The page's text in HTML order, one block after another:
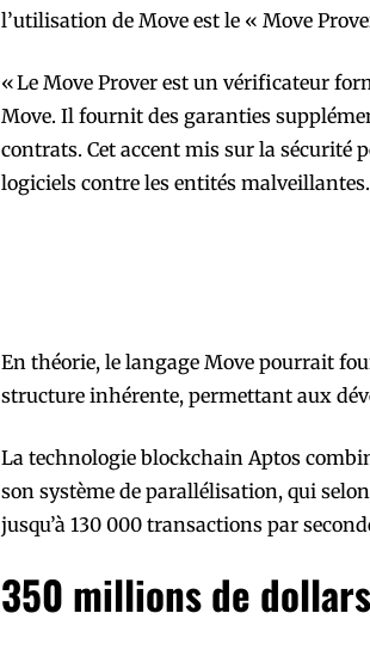
l’utilisation de Move est le « Move
« Le Move Prover est un vérificateur
Move. Il fournit des garanties
contrats. Cet accent mis sur la sécurité
logiciels contre les entités
En théorie, le langage Move pourrait
structure inhérente, permettant aux
La technologie blockchain Aptos
son système de parallélisation, qui
jusqu’à 130 000 transactions par
350 millions de